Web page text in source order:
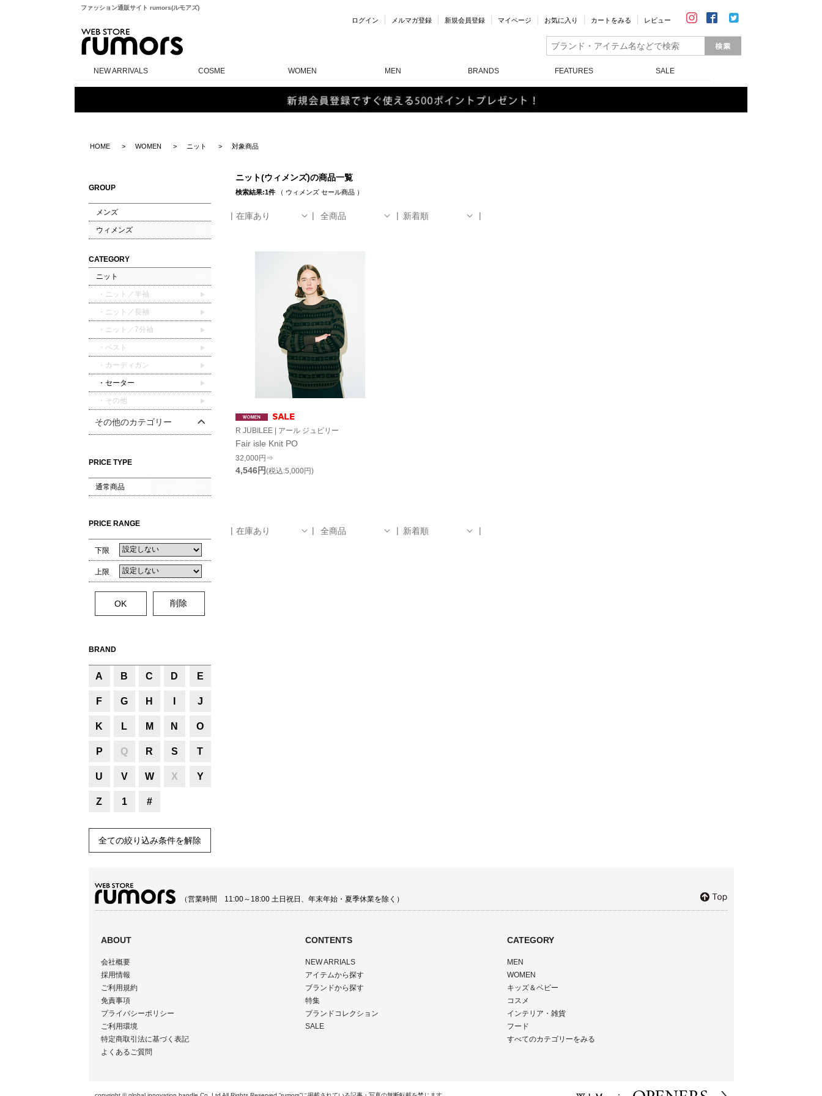
ファッション通販サイト rumors(ルモアズ)
ログイン メルマガ登録 新規会員登録 マイページ お気に入り カートをみる レビュー
NEW ARRIVALS COSME WOMEN MEN BRANDS FEATURES SALE
HOME WOMEN ニット 対象商品
GROUP
メンズ
ウィメンズ
CATEGORY
ニット
・ニット／半袖
・ニット／長袖
・ニット／7分袖
・ベスト
・カーディガン
・セーター
・その他
その他のカテゴリー
PRICE TYPE
通常商品
PRICE RANGE
下限
上限
BRAND
A B C D E
F G H J
K L M N O
P Q R S T
U V W X Y
Z 1 #
全ての絞り込み条件を解除
ニット(ウィメンズ)の商品一覧
検索結果:1件（ ウィメンズ セール商品）
在庫あり 全商品 新着順
R JUBILEE | アール ジュビリー
Fair isle Knit PO
32,000円⇒
4,546円(税込:5,000円)
在庫あり 全商品 新着順
（営業時間 11:00～18:00 土日祝日、年末年始・夏季休業を除く）
ABOUT
会社概要
採用情報
ご利用規約
免責事項
プライバシーポリシー
ご利用環境
特定商取引法に基づく表記
よくあるご質問
CONTENTS
NEW ARRIALS
アイテムから探す
ブランドから探す
特集
ブランドコレクション
SALE
CATEGORY
MEN
WOMEN
キッズ＆ベビー
コスメ
インテリア・雑貨
フード
すべてのカテゴリーをみる